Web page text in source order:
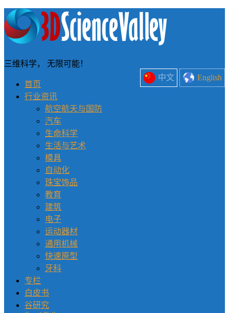
中文 English
三维科学， 无限可能！
首页
行业资讯
航空航天与国防
汽车
生命科学
生活与艺术
模具
自动化
珠宝饰品
教育
建筑
电子
运动器材
通用机械
快速原型
牙科
专栏
白皮书
谷研究